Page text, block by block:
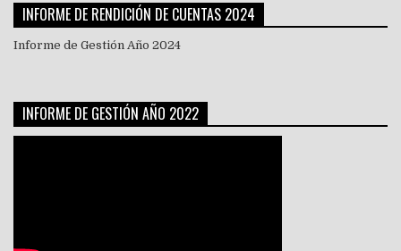
INFORME DE RENDICIÓN DE CUENTAS 2024
Informe de Gestión Año 2024
INFORME DE GESTIÓN AÑO 2022